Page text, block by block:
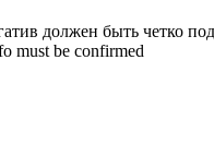
должен быть четко
must be confirmed